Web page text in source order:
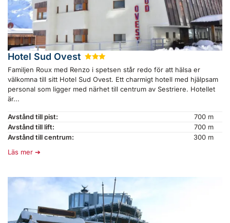
Hotel Sud Ovest ★★
Familjen Roux med Renzo i spetsen står redo för att hälsa er
välkomna till sitt Hotel Sud Ovest. Ett charmigt hotell med hjälpsam
personal som ligger med närhet till centrum av Sestriere. Hotellet
är...
Avstånd till pist:
700 m
Avstånd till lift:
700 m
Avstånd till centrum:
300 m
Läs mer